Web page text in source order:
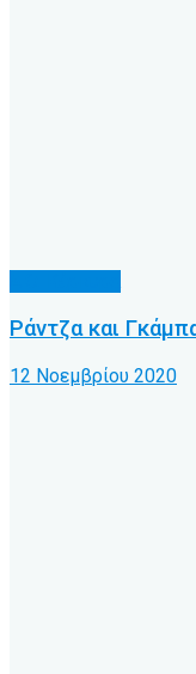
Ράντζα και
12 Νοεμβρίου 2020